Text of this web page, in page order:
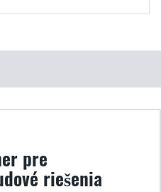
pre
riešenia